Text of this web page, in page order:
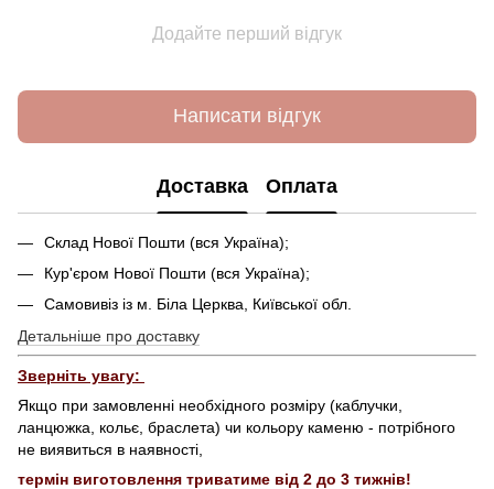
Додайте перший відгук
Написати відгук
Доставка Оплата
Склад Нової Пошти (вся Україна);
Кур'єром Нової Пошти (вся Україна);
Самовивіз із м. Біла Церква, Київської обл.
Детальніше про доставку
Зверніть увагу:
Якщо при замовленні необхідного розміру (каблучки,
ланцюжка, кольє, браслета) чи кольору каменю - потрібного
не виявиться в наявності,
термін виготовлення триватиме від 2 до 3 тижнів!